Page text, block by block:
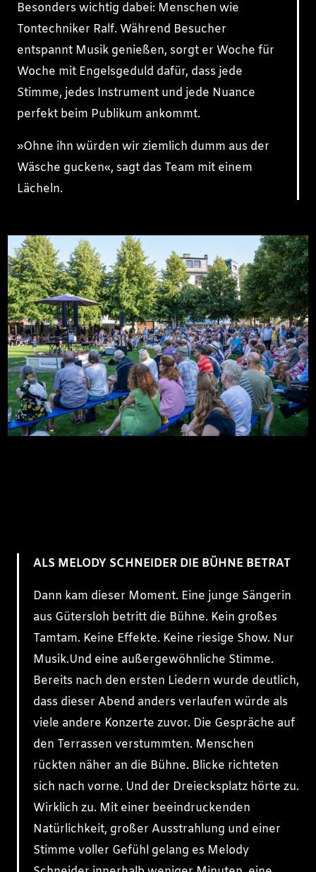
Besonders wichtig dabei: Menschen wie
Tontechniker Ralf. Während Besucher
entspannt Musik genießen, sorgt er Woche für
Woche mit Engelsgeduld dafür, dass jede
Stimme, jedes Instrument und jede Nuance
perfekt beim Publikum ankommt.
»Ohne ihn würden wir ziemlich dumm aus der
Wäsche gucken«, sagt das Team mit einem
Lächeln.
ALS MELODY SCHNEIDER DIE BÜHNE BETRAT
Dann kam dieser Moment. Eine junge Sängerin
aus Gütersloh betritt die Bühne. Kein großes
Tamtam. Keine Effekte. Keine riesige Show. Nur
Musik.Und eine außergewöhnliche Stimme.
Bereits nach den ersten Liedern wurde deutlich,
dass dieser Abend anders verlaufen würde als
viele andere Konzerte zuvor. Die Gespräche auf
den Terrassen verstummten. Menschen
rückten näher an die Bühne. Blicke richteten
sich nach vorne. Und der Dreiecksplatz hörte zu.
Wirklich zu. Mit einer beeindruckenden
Natürlichkeit, großer Ausstrahlung und einer
Stimme voller Gefühl gelang es Melody